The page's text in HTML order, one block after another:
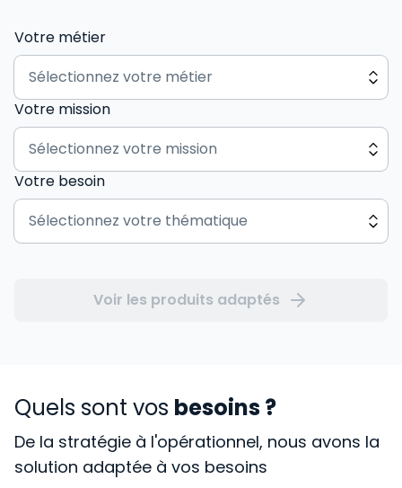
Votre métier
Votre mission
Votre besoin
Voir les produits adaptés
Quels sont vos besoins ?
De la stratégie à l'opérationnel, nous avons la
solution adaptée à vos besoins